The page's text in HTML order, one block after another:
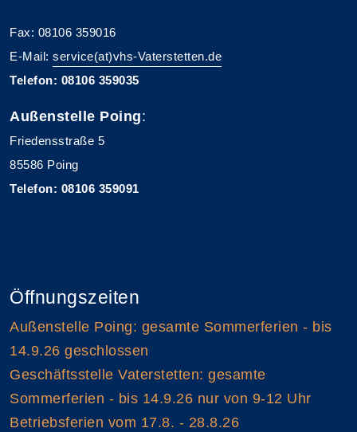
Fax: 08106 359016
E-Mail: service(at)vhs-Vaterstetten.de
Telefon: 08106 359035
Außenstelle Poing:
Friedensstraße 5
85586 Poing
Telefon: 08106 359091
Öffnungszeiten
Außenstelle Poing: gesamte Sommerferien - bis
14.9.26 geschlossen
Geschäftsstelle Vaterstetten: gesamte
Sommerferien - bis 14.9.26 nur von 9-12 Uhr
Betriebsferien vom 17.8. - 28.8.26